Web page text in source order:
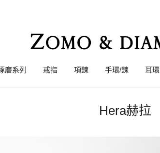
磨系列 戒指 項鍊 手環/鍊 耳環
Hera赫拉